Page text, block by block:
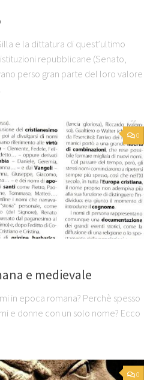
e la dittatura di quest’ultimo
repubblicane (Senato,
perso gran parte del loro valore
0
e medievale
in epoca romana? Perchè spesso
e donne con un solo nome? Ecco
0